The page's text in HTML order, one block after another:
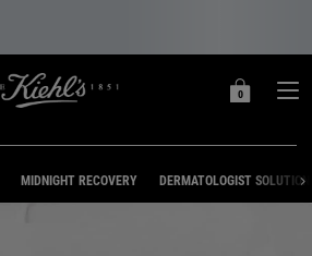
MIJN
0
0 PRODUCT
MIDNIGHT RECOVERY DERMATOLOGIST